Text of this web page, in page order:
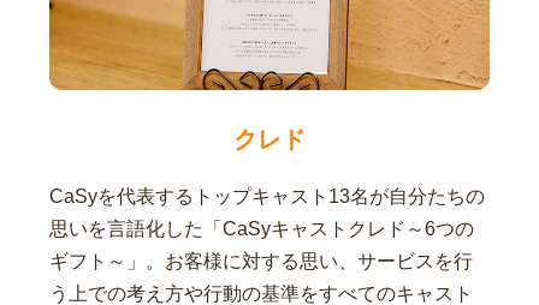
クレド
CaSyを代表するトップキャスト13名が自分たちの
思いを言語化した「CaSyキャストクレド～6つの
ギフト～」。お客様に対する思い、サービスを行
う上での考え方や行動の基準をすべてのキャスト